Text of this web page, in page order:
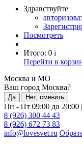
Здравствуйте
Посмотреть
Итого: 0 i
Перейти в
Москва и МО
Ваш город Москва?
Да Нет, сменить
Пн - Пт 09:00 до 20:00 |
8 (926) 300 44 43
8 (926) 672 73 83
info@lovesvet.ru